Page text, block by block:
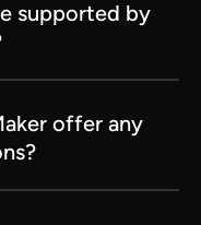
and audio
like animations
supported by
AVI, and
various
offer any